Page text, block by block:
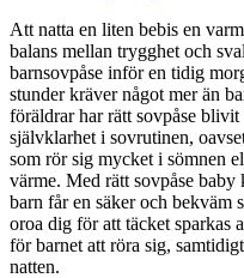
Att natta en liten bebis en
balans mellan trygghet och
barnsovpåse inför en tidig
stunder kräver något mer än
föräldrar har rätt sovpåse
självklarhet i sovrutinen,
som rör sig mycket i sömnen
värme. Med rätt sovpåse
barn får en säker och bekväm
oroa dig för att täcket sparkas
för barnet att röra sig,
natten.